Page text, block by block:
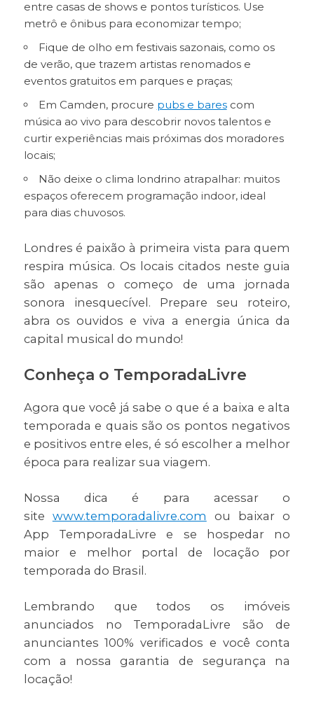
entre casas de shows e pontos turísticos. Use
metrô e ônibus para economizar tempo;
Fique de olho em festivais sazonais, como os
de verão, que trazem artistas renomados e
eventos gratuitos em parques e praças;
Em Camden, procure pubs e barescom
música ao vivo para descobrir novos talentos e
curtir experiências mais próximas dos moradores
locais;
Não deixe o clima londrino atrapalhar: muitos
espaços oferecem programação indoor, ideal
para dias chuvosos.
Londres é paixão à primeira vista para quem
respira música. Os locais citados neste guia
são apenas o começo de uma jornada
sonora inesquecível. Prepare seu roteiro,
abra os ouvidos e viva a energia única da
capital musical do mundo!
Conheça o TemporadaLivre
Agora que você já sabe o que é a baixa e alta
temporada e quais são os pontos negativos
e positivos entre eles, é só escolher a melhor
época para realizar sua viagem.
Nossa dica é para acessar o
site www.temporadalivre.com ou baixar o
App TemporadaLivre e se hospedar no
maior e melhor portal de locação por
temporada do Brasil.
Lembrando que todos os imóveis
anunciados no TemporadaLivre são de
anunciantes 100% verificados e você conta
com a nossa garantia de segurança na
locação!